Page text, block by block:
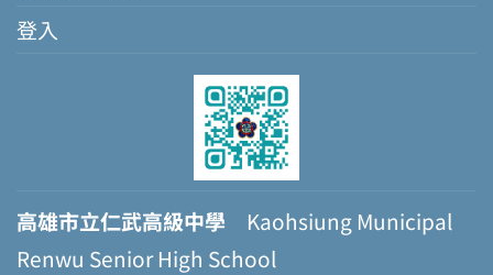
登入
高雄市立仁武高級中學 Kaohsiung Municipal
Renwu Senior High School